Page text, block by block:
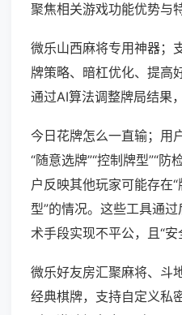
聚焦相关游戏功能优势与
微乐山西麻将专用神器；
牌策略、暗杠优化、提高
通过AI算法调整牌局结果
今日花牌怎么一直输；用
“随意选牌”“控制牌型”“防
户反映其他玩家可能存在
型”的情况。这些工具通
术手段实现不平公，且“安
微乐好友房汇聚麻将、斗
经典棋牌，支持自定义私